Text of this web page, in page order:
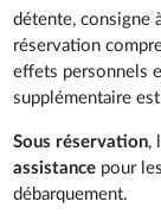
détente, consigne
réservation
effets personnels
supplémentaire
Sous réservation,
assistance pour
débarquement.